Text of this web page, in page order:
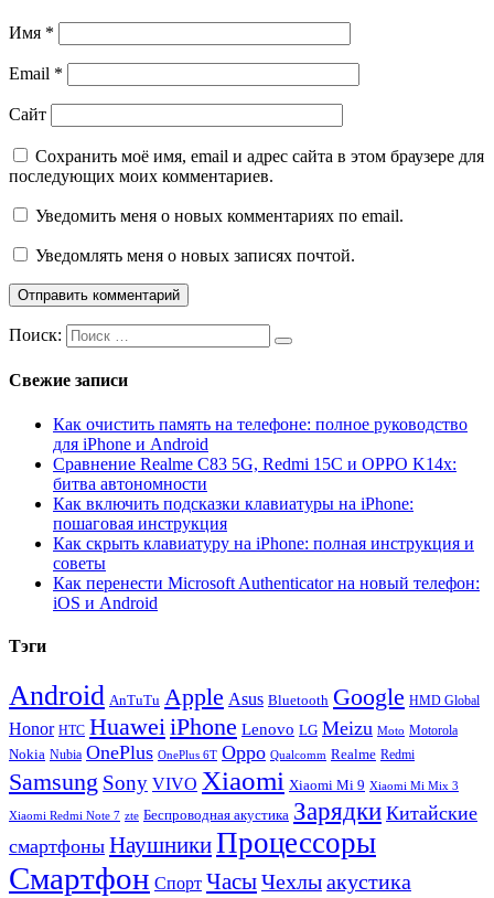
Имя *
Email *
Сайт
Сохранить моё имя, email и адрес сайта в этом браузере для
последующих моих комментариев.
Уведомить меня о новых комментариях по email.
Уведомлять меня о новых записях почтой.
Поиск:
Свежие записи
Как очистить память на телефоне: полное руководство
для iPhone и Android
Сравнение Realme C83 5G, Redmi 15C и OPPO K14x:
битва автономности
Как включить подсказки клавиатуры на iPhone:
пошаговая инструкция
Как скрыть клавиатуру на iPhone: полная инструкция и
советы
Как перенести Microsoft Authenticator на новый телефон:
iOS и Android
Тэги
Android AnTuTu Apple Asus Bluetooth Google HMD Global
Honor HTC HuaweiiPhone Lenovo LG Meizu Moto Motorola
Nokia Nubia OnePlus OnePlus 6T Oppo Qualcomm Realme Redmi
Samsung Sony VIVO Xiaomi Xiaomi Mi 9 Xiaomi Mi Mix 3
Xiaomi Redmi Note 7 zte Беспроводная акустика Зарядки Китайские
смартфоны НаушникиПроцессоры
Смартфон Спорт ЧасыЧехлыакустика